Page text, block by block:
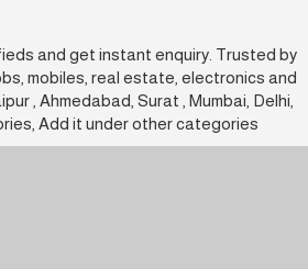
and get instant enquiry. Trusted by
mobiles, real estate, electronics and
, Ahmedabad, Surat , Mumbai, Delhi,
Add it under other categories.